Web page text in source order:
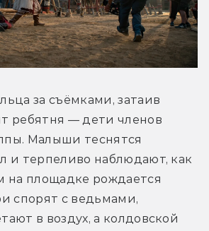
за съёмками, затаив
ребятня — дети членов
Малыши теснятся
и терпеливо наблюдают, как
на площадке рождается
спорят с ведьмами,
в воздух, а колдовской